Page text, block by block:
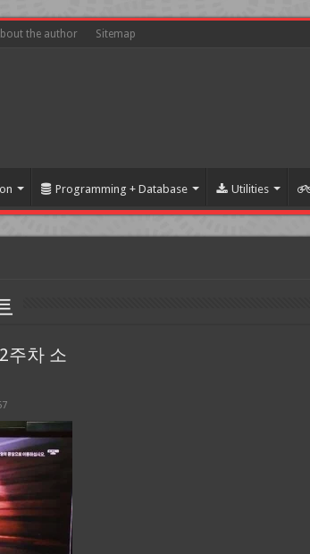
the author Sitemap
Programming + Database Utilities
주차 소